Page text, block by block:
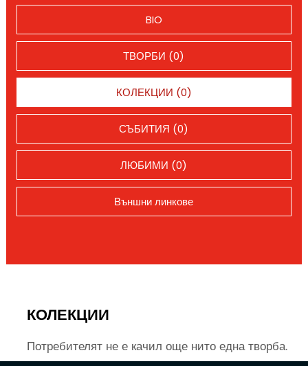
BIO
ТВОРБИ (0)
КОЛЕКЦИИ (0)
СЪБИТИЯ (0)
ЛЮБИМИ (0)
Външни линкове
КОЛЕКЦИИ
Потребителят не е качил още нито една творба.